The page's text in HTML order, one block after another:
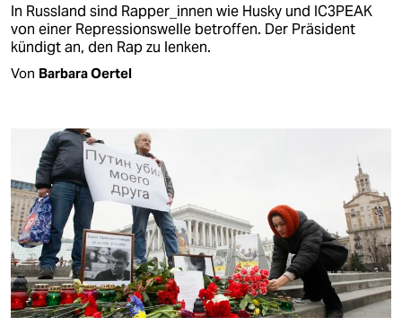
In Russland sind Rapper_innen wie Husky und IC3PEAK
von einer Repressionswelle betroffen. Der Präsident
kündigt an, den Rap zu lenken.
Von Barbara Oertel